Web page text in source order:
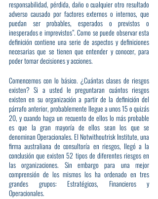
responsabilidad, pérdida, daño o cualquier otro resultado
adverso causado por factores externos o internos, que
puedan ser probables, esperados o previstos o
inesperados e imprevistos”. Como se puede observar esta
definición contiene una serie de aspectos y definiciones
necesarias que se tienen que entender y conocer, para
poder tomar decisiones y acciones.
Comencemos con lo básico. ¿Cuántas clases de riesgos
existen? Si a usted le preguntaran cuántos riesgos
existen en su organización a partir de la definición del
párrafo anterior, probablemente llegue a unos 15 o quizás
20, y cuando haga un recuento de ellos lo más probable
es que la gran mayoría de ellos sean los que se
denominan Operacionales. El Notwithoutrisk Institute, una
firma australiana de consultoría en riesgos, llegó a la
conclusión que existen 52 tipos de diferentes riesgos en
las organizaciones. Sin embargo para una mejor
comprensión de los mismos los ha ordenado en tres
grandes grupos: Estratégicos, Financieros y
Operacionales.